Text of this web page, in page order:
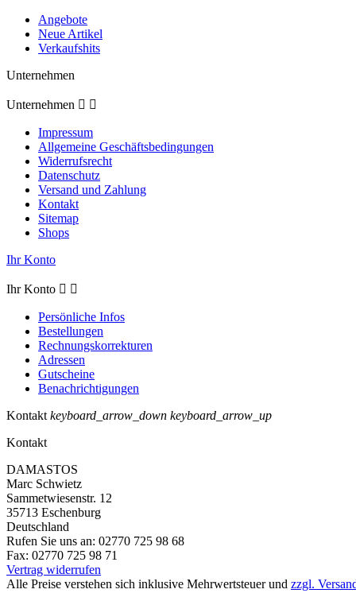
Angebote
Neue Artikel
Verkaufshits
Unternehmen
Unternehmen  
Impressum
Allgemeine Geschäftsbedingungen
Widerrufsrecht
Datenschutz
Versand und Zahlung
Kontakt
Sitemap
Shops
Ihr Konto
Ihr Konto  
Persönliche Infos
Bestellungen
Rechnungskorrekturen
Adressen
Gutscheine
Benachrichtigungen
Kontakt keyboard_arrow_down keyboard_arrow_up
Kontakt
DAMASTOS
Marc Schwietz
Sammetwiesenstr. 12
35713 Eschenburg
Deutschland
Rufen Sie uns an: 02770 725 98 68
Fax: 02770 725 98 71
Vertrag widerrufen
Alle Preise verstehen sich inklusive Mehrwertsteuer und zzgl.